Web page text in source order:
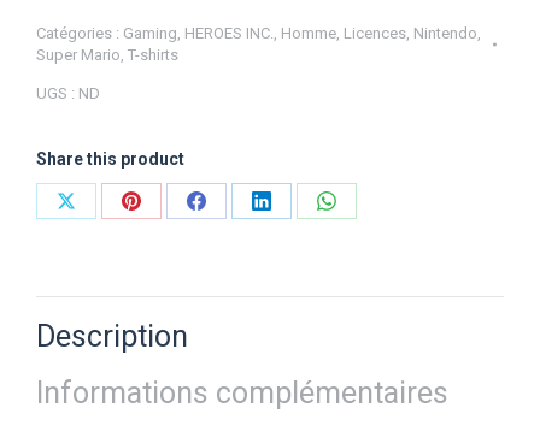
Super
Mario
Group
Catégories : Gaming, HEROES INC., Homme, Licences, Nintendo,
Super Mario, T-shirts
UGS : ND
Share this product
PartagerPartagerPartagerPartagerPartager
Description
Informations complémentaires